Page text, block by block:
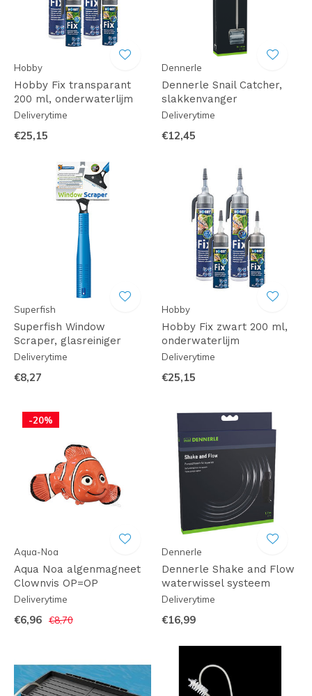
Hobby
Hobby Fix transparant
200 ml, onderwaterlijm
Deliverytime
€25,15
Dennerle
Dennerle Snail Catcher,
slakkenvanger
Deliverytime
€12,45
Superfish
Superfish Window
Scraper, glasreiniger
Deliverytime
€8,27
Hobby
Hobby Fix zwart 200 ml,
onderwaterlijm
Deliverytime
€25,15
-20%
Aqua-Noa
Aqua Noa algenmagneet
Clownvis OP=OP
Deliverytime
€6,96 €8,70
Dennerle
Dennerle Shake and Flow
waterwissel systeem
Deliverytime
€16,99